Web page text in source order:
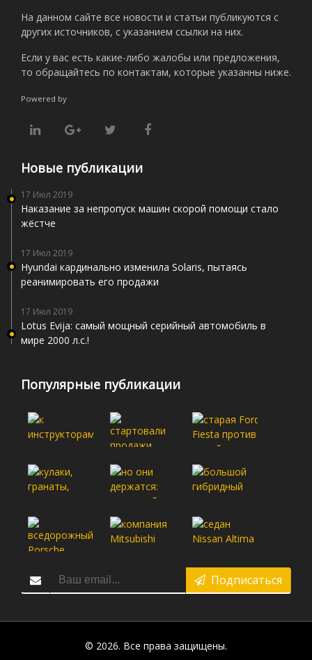
На данном сайте все новости и статьи публикуются с
других источников, с указанием ссылки на них.
Если у вас есть какие-либо жалобы или предложения,
то обращайтесь по контактам, которые указанны ниже.
Powered by
Новые публикации
17 Июл 2019
Наказание за непропуск машин скорой помощи стало
жёстче
17 Июл 2019
Hyundai кардинально изменила Solaris, пытаясь
реанимировать его продажи
17 Июл 2019
Lotus Evija: самый мощный серийный автомобиль в
мире 2000 л.с.!
Популярные публикации
Подписаться
© 2026. Все права защищены.